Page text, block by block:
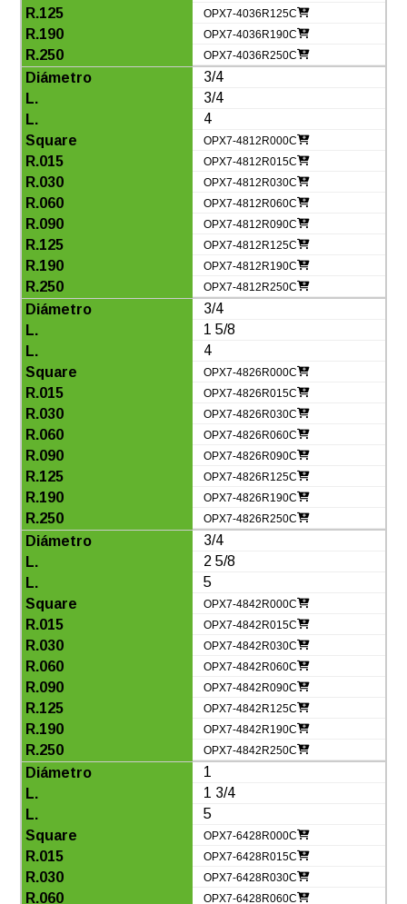
OPX7-4036R125C
OPX7-4036R190C
OPX7-4036R250C
3/4
3/4
4
OPX7-4812R000C
OPX7-4812R015C
OPX7-4812R030C
OPX7-4812R060C
OPX7-4812R090C
OPX7-4812R125C
OPX7-4812R190C
OPX7-4812R250C
3/4
1 5/8
4
OPX7-4826R000C
OPX7-4826R015C
OPX7-4826R030C
OPX7-4826R060C
OPX7-4826R090C
OPX7-4826R125C
OPX7-4826R190C
OPX7-4826R250C
3/4
2 5/8
5
OPX7-4842R000C
OPX7-4842R015C
OPX7-4842R030C
OPX7-4842R060C
OPX7-4842R090C
OPX7-4842R125C
OPX7-4842R190C
OPX7-4842R250C
1
1 3/4
5
OPX7-6428R000C
OPX7-6428R015C
OPX7-6428R030C
OPX7-6428R060C